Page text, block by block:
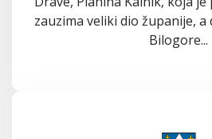
zauzima veliki dio županije,
Bilogore...